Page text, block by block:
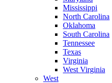
Mississippi
North Carolina
Oklahoma
South Carolina
Tennessee
Texas
Virginia
West Virginia
West